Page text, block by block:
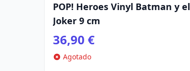
POP! Heroes Vinyl Batman y el
Joker 9 cm
36,90 €
Agotado